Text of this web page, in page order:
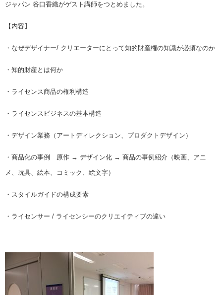
ジャパン 谷口香織がゲスト講師をつとめました。
【内容】
・なぜデザイナー/ クリエーターにとって知的財産権の知識が必須なのか
・知的財産とは何か
・ライセンス商品の権利構造
・ライセンスビジネスの基本構造
・デザイン業務（アートディレクション、プロダクトデザイン）
・商品化の事例 原作 → デザイン化 → 商品の事例紹介（映画、アニ
メ、玩具、絵本、コミック、絵文字）
・スタイルガイドの構成要素
・ライセンサー / ライセンシーのクリエイティブの違い